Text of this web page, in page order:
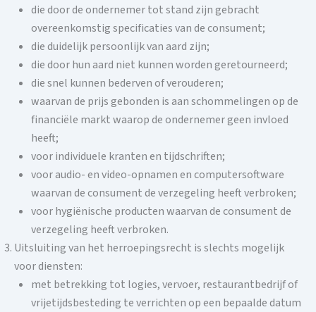
die door de ondernemer tot stand zijn gebracht
overeenkomstig specificaties van de consument;
die duidelijk persoonlijk van aard zijn;
die door hun aard niet kunnen worden geretourneerd;
die snel kunnen bederven of verouderen;
waarvan de prijs gebonden is aan schommelingen op de
financiële markt waarop de ondernemer geen invloed
heeft;
voor individuele kranten en tijdschriften;
voor audio- en video-opnamen en computersoftware
waarvan de consument de verzegeling heeft verbroken;
voor hygiënische producten waarvan de consument de
verzegeling heeft verbroken.
Uitsluiting van het herroepingsrecht is slechts mogelijk
voor diensten:
met betrekking tot logies, vervoer, restaurantbedrijf of
vrijetijdsbesteding te verrichten op een bepaalde datum